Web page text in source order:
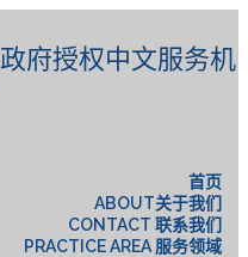
府授权中文服务机
首页
ABOUT关于我们
CONTACT 联系我们
PRACTICE AREA 服务领域